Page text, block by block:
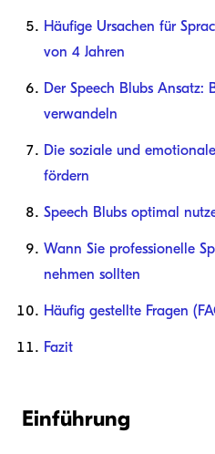
Häufige Ursachen für
von 4 Jahren
Der Speech Blubs Ansatz:
verwandeln
Die soziale und
fördern
Speech Blubs optimal
Wann Sie professionelle
nehmen sollten
Häufig gestellte Fragen
Fazit
Einführung